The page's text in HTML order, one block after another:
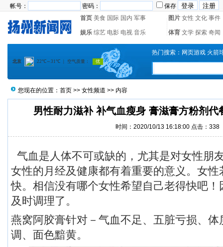
帐号： 密码：
保存
首页 美食 国际 国内 军事 图片 女性 文化 事件
娱乐 综艺 电影 电视 音乐 体育 文学 探索 奇闻
热门搜索： 网页游戏 火箭
您现在的位置： 首页 >> 女性频道 >> 内容
男性耐力滋补 补气血瘦身 膏滋膏方粉剂代
时间：2020/10/13 16:18:00 点击： 338
气血是人体不可或缺的，尤其是对女性朋
女性的月经及健康都有着重要的意义。女
快。相信没有哪个女性希望自己老得快吧
及时调理了。
燕窝阿胶膏针对－气血不足、五脏亏损、
调、面色黯黄。